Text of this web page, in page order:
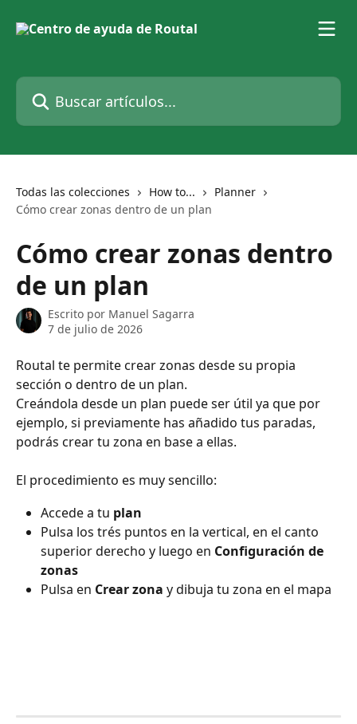
Buscar artículos...
Todas las colecciones How to...
Planner
Cómo crear zonas dentro de un plan
Cómo crear zonas dentro
de un plan
Escrito por Manuel Sagarra
7 de julio de 2026
Routal te permite crear zonas desde su propia
sección o dentro de un plan.
Creándola desde un plan puede ser útil ya que por
ejemplo, si previamente has añadido tus paradas,
podrás crear tu zona en base a ellas.
El procedimiento es muy sencillo:
Accede a tu plan
Pulsa los trés puntos en la vertical, en el canto
superior derecho y luego en Configuración de
zonas
Pulsa en Crear zona y dibuja tu zona en el mapa